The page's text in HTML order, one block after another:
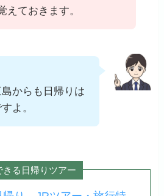
えておきます。
からも日帰りは
よ。
る日帰りツアー